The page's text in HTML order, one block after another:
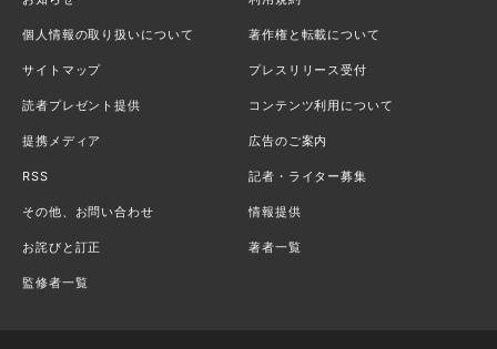
個人情報の取り扱いについて 著作権と転載について
サイトマップ プレスリリース受付
読者プレゼント提供 コンテンツ利用について
提携メディア 広告のご案内
RSS 記者・ライター募集
その他、お問い合わせ 情報提供
お詫びと訂正 著者一覧
監修者一覧